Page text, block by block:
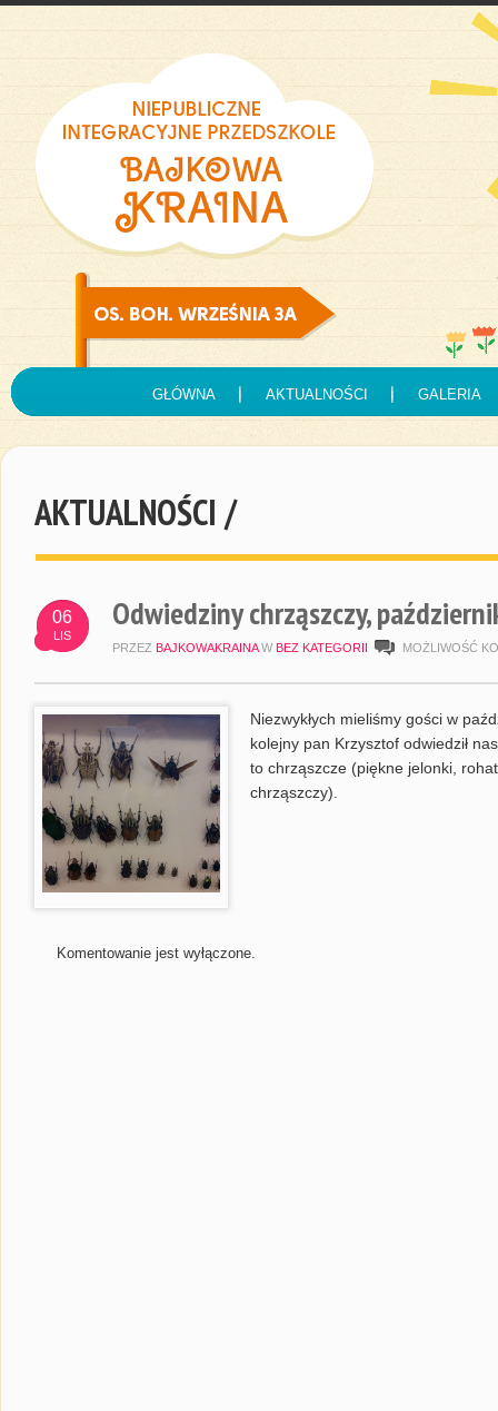
GŁÓWNA AKTUALNOŚCI GALERIA
AKTUALNOŚCI /
06
LIS
Odwiedziny chrząszczy,
PRZEZ BAJKOWAKRAINA W BEZ KATEGORII MOŻLIWOŚĆ
Niezwykłych mieliśmy gości w
kolejny pan Krzysztof odwiedził
to chrząszcze (piękne jelonki,
chrząszczy).
Komentowanie jest wyłączone.